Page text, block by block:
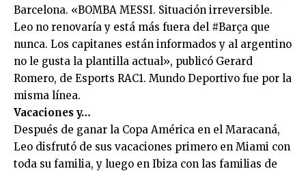
Barcelona. «BOMBA MESSI. Situación irreversible.
Leo no renovaría y está más fuera del #Barça que
nunca. Los capitanes están informados y al argentino
no le gusta la plantilla actual», publicó Gerard
Romero, de Esports RAC1. Mundo Deportivo fue por la
misma línea.
Vacaciones y…
Después de ganar la Copa América en el Maracaná,
Leo disfrutó de sus vacaciones primero en Miami con
toda su familia, y luego en Ibiza con las familias de